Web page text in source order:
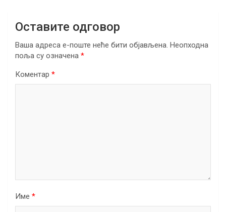
Оставите одговор
Ваша адреса е-поште неће бити објављена. Неопходна
поља су означена *
Коментар *
Име *